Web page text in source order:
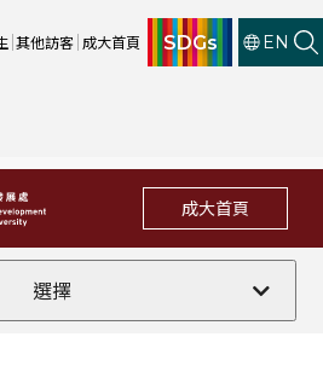
其他訪客 成大首頁 SDGs EN
成大首頁
選擇
全部